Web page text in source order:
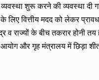
शुरू करने की व्यवस्था दी
लिए वित्तीय मदद को लेकर
राज्यों के बीच तकरार होनी
और गृह मंत्रालय में छिड़ा